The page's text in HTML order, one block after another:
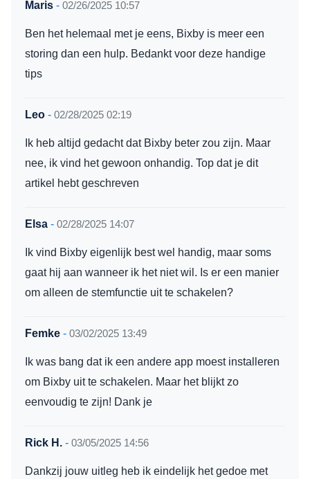
Maris - 02/26/2025 10:57
Ben het helemaal met je eens, Bixby is meer een
storing dan een hulp. Bedankt voor deze handige
tips
Leo - 02/28/2025 02:19
Ik heb altijd gedacht dat Bixby beter zou zijn. Maar
nee, ik vind het gewoon onhandig. Top dat je dit
artikel hebt geschreven
Elsa - 02/28/2025 14:07
Ik vind Bixby eigenlijk best wel handig, maar soms
gaat hij aan wanneer ik het niet wil. Is er een manier
om alleen de stemfunctie uit te schakelen?
Femke - 03/02/2025 13:49
Ik was bang dat ik een andere app moest installeren
om Bixby uit te schakelen. Maar het blijkt zo
eenvoudig te zijn! Dank je
Rick H. - 03/05/2025 14:56
Dankzij jouw uitleg heb ik eindelijk het gedoe met